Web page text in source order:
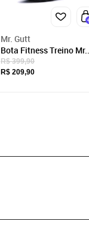
Mr. Gutt
Bota Fitness Treino Mr.
Gutt Casual Preto
R$ 399,90
R$ 209,90